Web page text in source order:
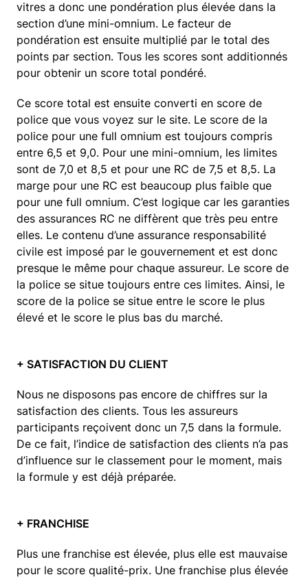
vitres a donc une pondération plus élevée dans la
section d’une mini-omnium. Le facteur de
pondération est ensuite multiplié par le total des
points par section. Tous les scores sont additionnés
pour obtenir un score total pondéré.
Ce score total est ensuite converti en score de
police que vous voyez sur le site. Le score de la
police pour une full omnium est toujours compris
entre 6,5 et 9,0. Pour une mini-omnium, les limites
sont de 7,0 et 8,5 et pour une RC de 7,5 et 8,5. La
marge pour une RC est beaucoup plus faible que
pour une full omnium. C’est logique car les garanties
des assurances RC ne diffèrent que très peu entre
elles. Le contenu d’une assurance responsabilité
civile est imposé par le gouvernement et est donc
presque le même pour chaque assureur. Le score de
la police se situe toujours entre ces limites. Ainsi, le
score de la police se situe entre le score le plus
élevé et le score le plus bas du marché.
+ SATISFACTION DU CLIENT
​Nous ne disposons pas encore de chiffres sur la
satisfaction des clients. Tous les assureurs
participants reçoivent donc un 7,5 dans la formule.
De ce fait, l’indice de satisfaction des clients n’a pas
d’influence sur le classement pour le moment, mais
la formule y est déjà préparée.
+ FRANCHISE
P​lus une franchise est élevée, plus elle est mauvaise
pour le score qualité-prix. Une franchise plus élevée